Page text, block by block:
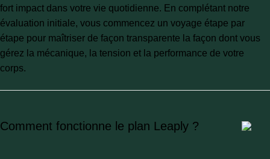
fort impact dans votre vie quotidienne. En complétant notre
évaluation initiale, vous commencez un voyage étape par
étape pour maîtriser de façon transparente la façon dont vous
gérez la mécanique, la tension et la performance de votre
corps.
Comment fonctionne le plan Leaply ?